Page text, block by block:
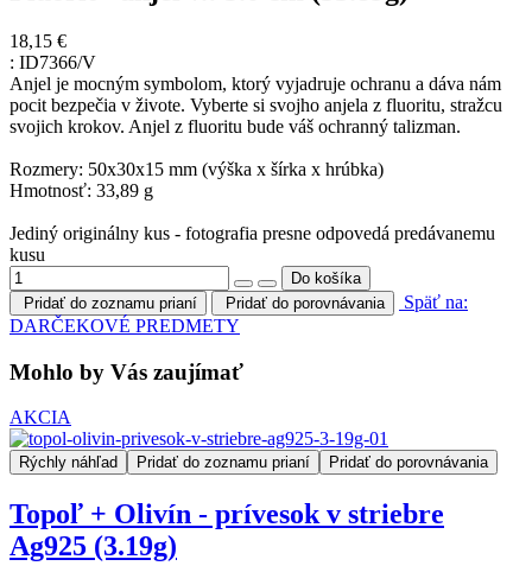
18,15 €
: ID7366/V
Anjel je mocným symbolom, ktorý vyjadruje ochranu a dáva nám
pocit bezpečia v živote. Vyberte si svojho anjela z fluoritu, stražcu
svojich krokov. Anjel z fluoritu bude váš ochranný talizman.
Rozmery: 50x30x15 mm (výška x šírka x hrúbka)
Hmotnosť: 33,89 g
Jediný originálny kus - fotografia presne odpovedá predávanemu
kusu
Pridať do zoznamu prianí Pridať do porovnávania
Späť na:
DARČEKOVÉ PREDMETY
Mohlo by Vás zaujímať
AKCIA
Rýchly náhľad Pridať do zoznamu prianí Pridať do porovnávania
Topoľ + Olivín - prívesok v striebre
Ag925 (3.19g)